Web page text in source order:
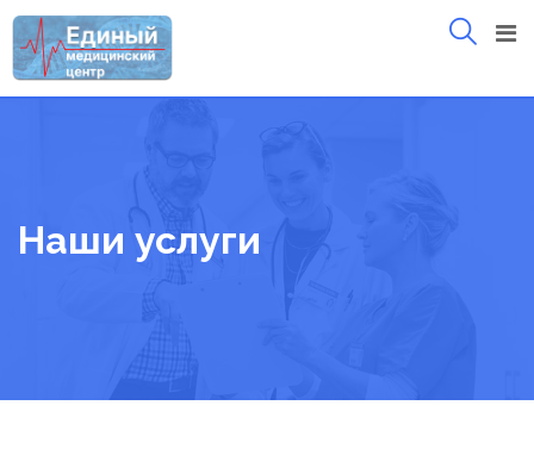
Skip
to
content
Наши услуги